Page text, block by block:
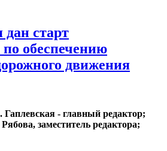
дан старт
обеспечению
движения
- главный редактор;
, заместитель редактора;